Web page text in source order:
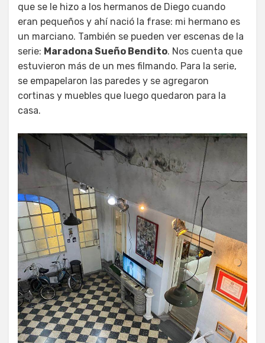
que se le hizo a los hermanos de Diego cuando
eran pequeños y ahí nació la frase: mi hermano es
un marciano. También se pueden ver escenas de la
serie: Maradona Sueño Bendito. Nos cuenta que
estuvieron más de un mes filmando. Para la serie,
se empapelaron las paredes y se agregaron
cortinas y muebles que luego quedaron para la
casa.